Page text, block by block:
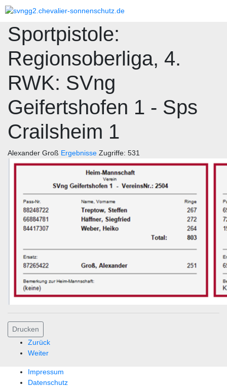
Sportpistole:
Regionsoberliga, 4.
RWK: SVng
Geifertshofen 1 - Sps
Crailsheim 1
Alexander Groß Ergebnisse Zugriffe: 531
Drucken
Zurück
Weiter
Impressum
Datenschutz